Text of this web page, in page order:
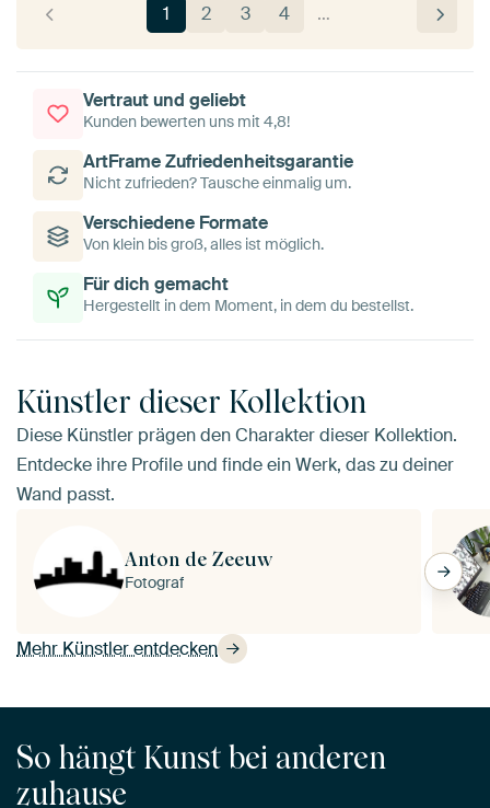
1 2 3 4 …
Vertraut und geliebt
Kunden bewerten uns mit 4,8!
ArtFrame Zufriedenheitsgarantie
Nicht zufrieden? Tausche einmalig um.
Verschiedene Formate
Von klein bis groß, alles ist möglich.
Für dich gemacht
Hergestellt in dem Moment, in dem du bestellst.
Künstler dieser Kollektion
Diese Künstler prägen den Charakter dieser Kollektion.
Entdecke ihre Profile und finde ein Werk, das zu deiner
Wand passt.
Mehr Künstler entdecken
Anton de Zeeuw
Fotograf
So hängt Kunst bei anderen
zuhause